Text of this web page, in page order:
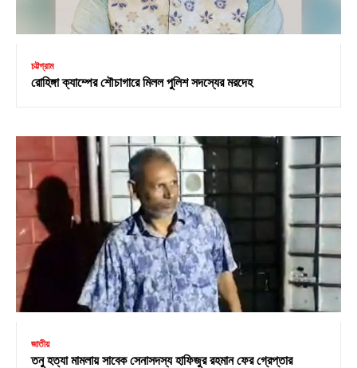
চট্টগ্রাম
রোহিঙ্গা ক্যাম্পের শৌচাগারে মিলল পুলিশ সদস্যের মরদেহ
জাতীয়
তনু হত্যা মামলায় সাবেক সেনাসদস্য হাফিজুর রহমান ফের গ্রেপ্তার